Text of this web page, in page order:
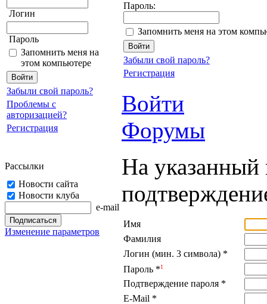
Логин
Пароль
Запомнить меня на
этом компьютере
Забыли свой пароль?
Проблемы с
авторизацией?
Регистрация
Рассылки
Новости сайта
Новости клуба
e-mail
Изменение параметров
Пароль:
Запомнить меня на этом
Забыли свой пароль?
Регистрация
Войти
Форумы
На указанный
Имя
Фамилия
Логин (мин. 3 символа) *
Пароль *1
Подтверждение пароля *
E-Mail *